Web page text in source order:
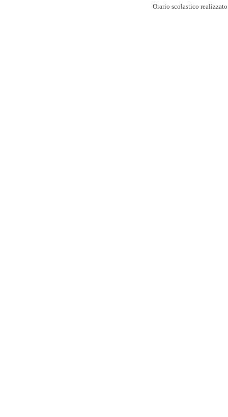
Orario scolastico